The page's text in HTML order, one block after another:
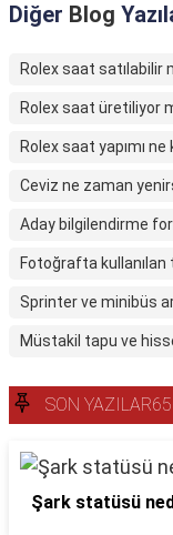
Diğer Blog
Rolex saat satılabilir
Rolex saat üretiliyor
Rolex saat yapımı
Ceviz ne zaman
Aday bilgilendirme
Fotoğrafta
Sprinter ve minibüs
Müstakil tapu ve
SON
Şark statüsü